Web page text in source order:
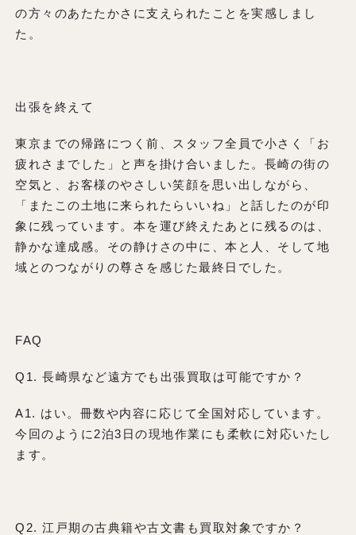
の方々のあたたかさに支えられたことを実感しまし
た。
出張を終えて
東京までの帰路につく前、スタッフ全員で小さく「お
疲れさまでした」と声を掛け合いました。長崎の街の
空気と、お客様のやさしい笑顔を思い出しながら、
「またこの土地に来られたらいいね」と話したのが印
象に残っています。本を運び終えたあとに残るのは、
静かな達成感。その静けさの中に、本と人、そして地
域とのつながりの尊さを感じた最終日でした。
FAQ
Q1. 長崎県など遠方でも出張買取は可能ですか？
A1. はい。冊数や内容に応じて全国対応しています。
今回のように2泊3日の現地作業にも柔軟に対応いたし
ます。
Q2. 江戸期の古典籍や古文書も買取対象ですか？